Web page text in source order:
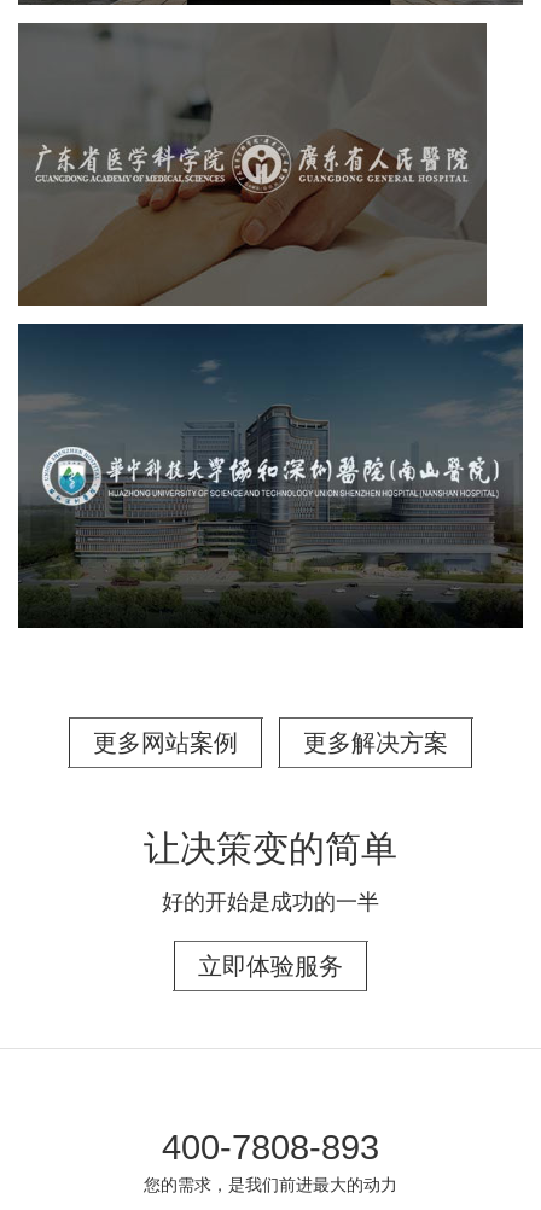
更多网站案例 更多解决方案
让决策变的简单
好的开始是成功的一半
立即体验服务
400-7808-893
您的需求，是我们前进最大的动力